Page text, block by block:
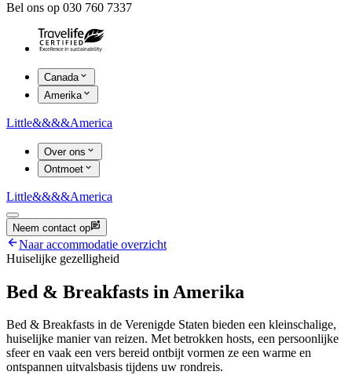
Bel ons op 030 760 7337
Canada
Amerika
Little&&&&America
Over ons
Ontmoet
Little&&&&America
Neem contact op
Naar accommodatie overzicht
Huiselijke gezelligheid
Bed & Breakfasts in Amerika
Bed & Breakfasts in de Verenigde Staten bieden een kleinschalige,
huiselijke manier van reizen. Met betrokken hosts, een persoonlijke
sfeer en vaak een vers bereid ontbijt vormen ze een warme en
ontspannen uitvalsbasis tijdens uw rondreis.